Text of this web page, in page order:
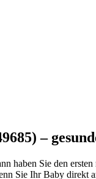
–
haben Sie den
Sie Ihr Baby direkt